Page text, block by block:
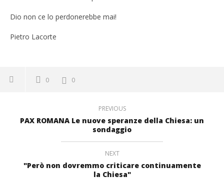
Dio non ce lo perdonerebbe mai!
Pietro Lacorte
0 0
PREVIOUS
PAX ROMANA Le nuove speranze della Chiesa: un
sondaggio
NEXT
"Però non dovremmo criticare continuamente
la Chiesa"